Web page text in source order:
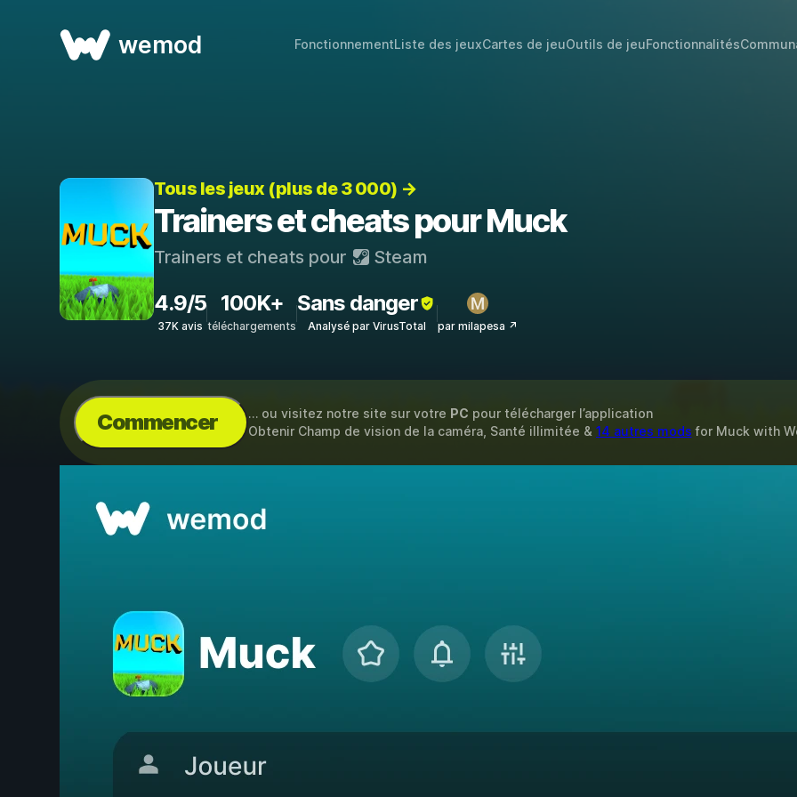
wemod FonctionnementListe des jeuxCartes de jeuOutils de jeuFonctionnalités
Tous les jeux (plus de 3 000) →
Trainers et cheats pour Muck
Trainers et cheats pour Steam
4.9/5
37K avis
100K+
téléchargements
Sans danger
Analysé par VirusTotal par milapesa ↗
Commencer … ou visitez notre site sur votre PC pour télécharger l’application
Obtenir Champ de vision de la caméra, Santé illimitée & 14 autres mods for Muck with